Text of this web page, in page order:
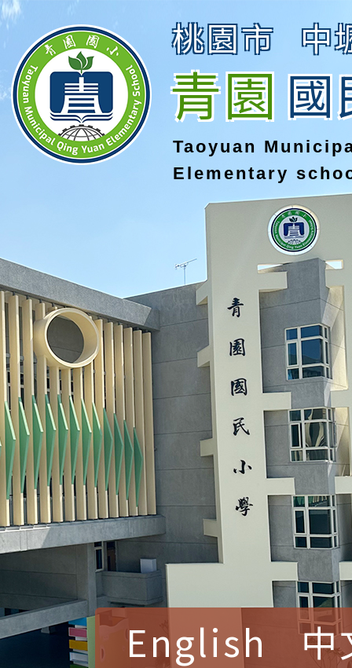
桃園市 中
青園國
Taoyuan
Elementary
English 中